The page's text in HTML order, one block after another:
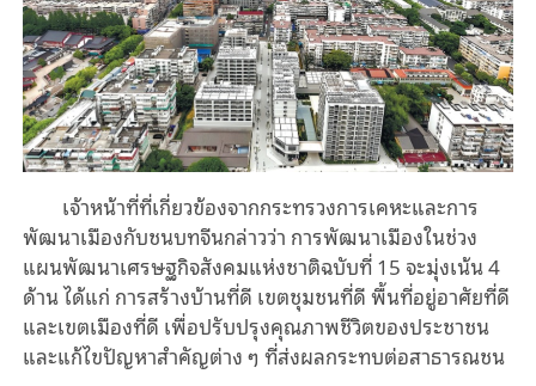
เจ้าหน้าที่ที่เกี่ยวข้องจากกระทรวงการเคหะและการ
พัฒนาเมืองกับชนบทจีนกล่าวว่า การพัฒนาเมืองในช่วง
แผนพัฒนาเศรษฐกิจสังคมแห่งชาติฉบับที่ 15 จะมุ่งเน้น 4
ด้าน ได้แก่ การสร้างบ้านที่ดี เขตชุมชนที่ดี พื้นที่อยู่อาศัยที่ดี
และเขตเมืองที่ดี เพื่อปรับปรุงคุณภาพชีวิตของประชาชน
และแก้ไขปัญหาสำคัญต่าง ๆ ที่ส่งผลกระทบต่อสาธารณชน